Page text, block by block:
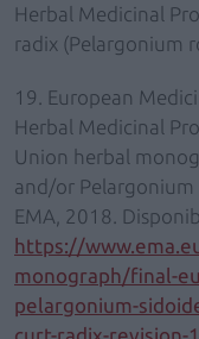
Herbal Medicinal
radix (Pelargonium
19. European
Herbal Medicinal
Union herbal
and/or Pelargonium
EMA, 2018.
https://
monograph/final-
pelargonium-